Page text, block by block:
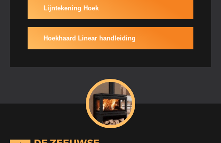
Lijntekening Hoek
Hoekhaard Linear handleiding